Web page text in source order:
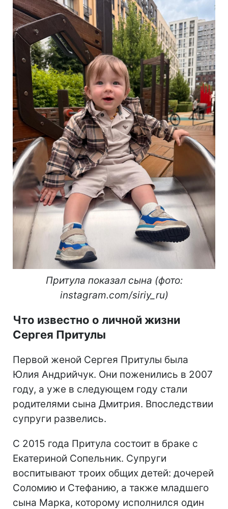
Притула показал сына (фото:
instagram.com/siriy_ru)
Что известно о личной жизни
Сергея Притулы
Первой женой Сергея Притулы была
Юлия Андрийчук. Они поженились в 2007
году, а уже в следующем году стали
родителями сына Дмитрия. Впоследствии
супруги развелись.
С 2015 года Притула состоит в браке с
Екатериной Сопельник. Супруги
воспитывают троих общих детей: дочерей
Соломию и Стефанию, а также младшего
сына Марка, которому исполнился один